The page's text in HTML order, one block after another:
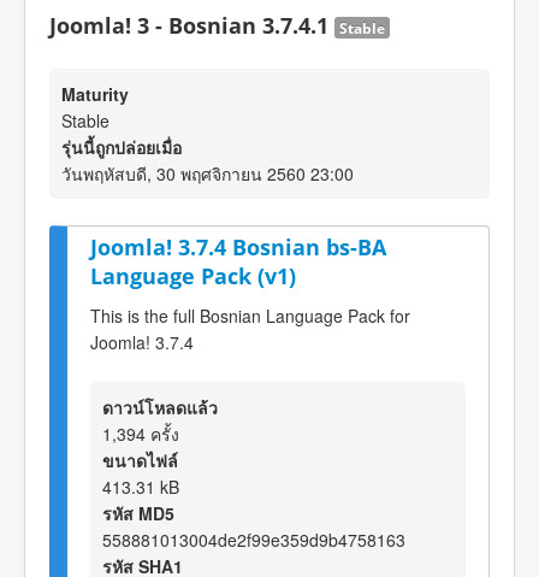
Joomla! 3 - Bosnian 3.7.4.1 Stable
Maturity
Stable
รุ่นนี้ถูกปล่อยเมื่อ
วันพฤหัสบดี, 30 พฤศจิกายน 2560 23:00
Joomla! 3.7.4 Bosnian bs-BA
Language Pack (v1)
This is the full Bosnian Language Pack for
Joomla! 3.7.4
ดาวน์โหลดแล้ว
1,394 ครั้ง
ขนาดไฟล์
413.31 kB
รหัส MD5
558881013004de2f99e359d9b4758163
รหัส SHA1